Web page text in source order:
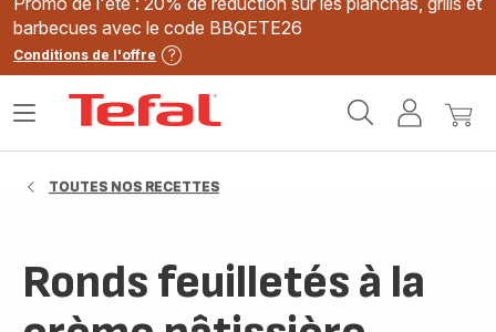
barbecues avec le code BBQETE26
Conditions de l'offre
MonMon
Ouvrir
TOUTES NOS RECETTES
Ronds feuilletés à la